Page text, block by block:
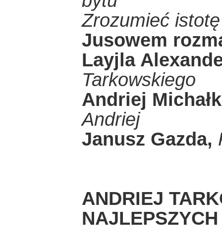
Zrozumieć
Jusowem
Layjla
Tarkowskiego
Andriej
Andriej
Janusz Gazda,
ANDRIEJ
NAJLEPSZYCH